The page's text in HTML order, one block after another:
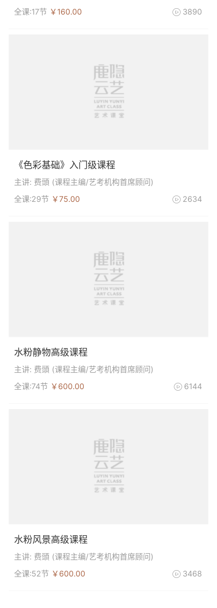
全课:17节 ￥160.00  3890
《色彩基础》入门级课程
主讲: 费頭 (课程主编/艺考机构首席顾问)
全课:29节 ￥75.00  2634
水粉静物高级课程
主讲: 费頭 (课程主编/艺考机构首席顾问)
全课:74节 ￥600.00  6144
水粉风景高级课程
主讲: 费頭 (课程主编/艺考机构首席顾问)
全课:52节 ￥600.00  3468